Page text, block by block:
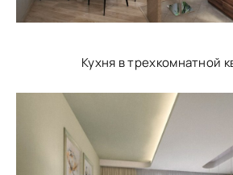
Кухня в трехкомнатной